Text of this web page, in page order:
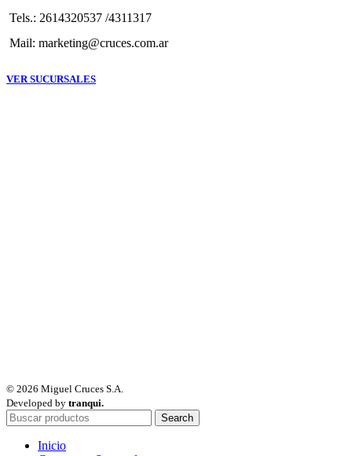
Tels.: 2614320537 /4311317
Mail: marketing@cruces.com.ar
VER SUCURSALES
© 2026 Miguel Cruces S.A.
Developed by tranqui.
Search
Inicio